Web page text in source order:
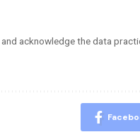
and acknowledge the data